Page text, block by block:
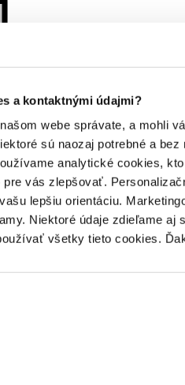
a kontaktnými údajmi?
webe správate, a mohli
sú naozaj potrebné a
analytické cookies,
pre vás zlepšovať.
lepšiu orientáciu.
Niektoré údaje zdieľame aj
všetky tieto cookies.